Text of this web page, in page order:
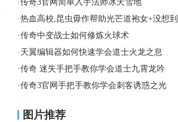
·传奇3官网简单入手法师冰天雪地
·热血高校,昆虫毋作帮助光芒道袍女+没想到
·传奇中变战士如何修炼火球术
· 天翼编辑器如何快速学会道士火龙之息
·传奇 迷失手把手教你学会道士九霄龙吟
·传奇3官网手把手教你学会刺客诱惑之光
图片推荐